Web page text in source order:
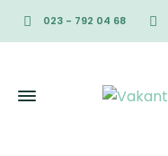
023 - 792 04 68